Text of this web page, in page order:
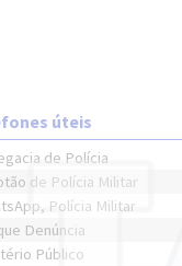
úteis
de Polícia
de Polícia Militar
Polícia Militar
Denúncia
Público